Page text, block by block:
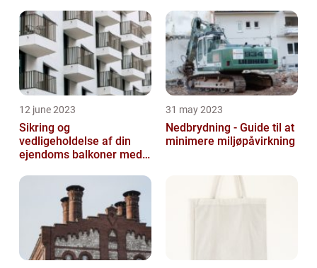
12 june 2023
Sikring og
vedligeholdelse af din
ejendoms balkoner med
31 may 2023
Nedbrydning - Guide til at
minimere miljøpåvirkning